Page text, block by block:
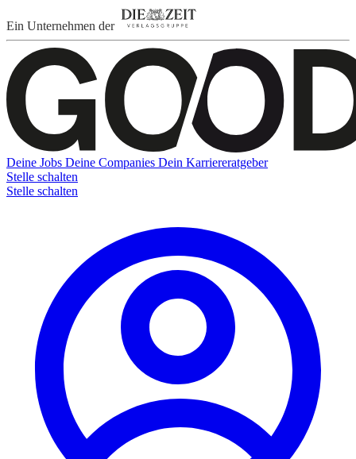
Ein Unternehmen der
Deine Jobs Deine Companies Dein Karriereratgeber
Stelle schalten
Stelle schalten